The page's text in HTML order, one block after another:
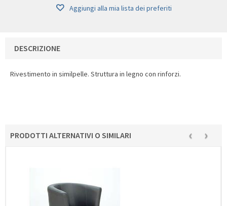
Aggiungi alla mia lista dei preferiti
DESCRIZIONE
Rivestimento in similpelle. Struttura in legno con rinforzi.
PRODOTTI ALTERNATIVI O SIMILARI ‹ ›